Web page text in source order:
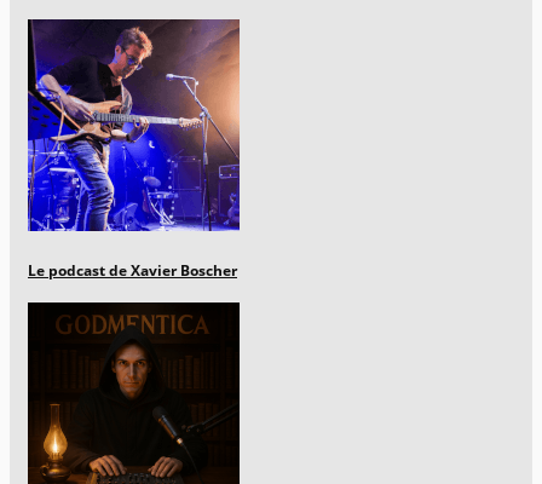
Le podcast de Xavier Boscher